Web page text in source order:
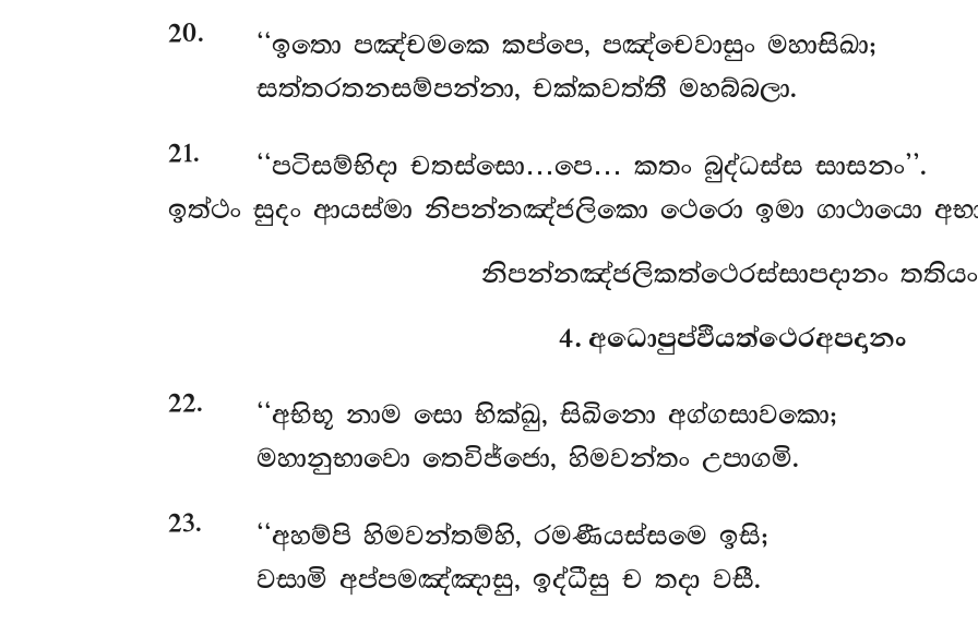
20. ‘‘ඉතො පඤ්චමකෙ කප්පෙ, පඤ්චෙවාසුං මහාසිඛා;
සත්තරතනසම්පන්නා, චක්කවත්තී මහබ්බලා.
21. ‘‘පටිසම්භිදා චතස්සො…පෙ… කතං බුද්ධස්ස සාසනං’’.
ඉත්ථං සුදං ආයස්මා නිපන්නඤ්ජලිකො ථෙරො ඉමා ගාථායො
නිපන්නඤ්ජලිකත්ථෙරස්සාපදානං
4. අධොපුප්ඵියත්ථෙරඅපදානං
22.
‘‘අභිභූ නාම සො භික්ඛු, සිඛිනො අග්ගසාවකො;
මහානුභාවො තෙවිජ්ජො, හිමවන්තං උපාගමි.
23. ‘‘අහම්පි හිමවන්තම්හි, රමණීයස්සමෙ ඉසි;
වසාමි අප්පමඤ්ඤාසු, ඉද්ධීසු ච තදා වසී.